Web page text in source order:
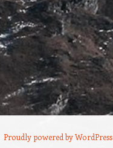
Proudly powered by WordPress